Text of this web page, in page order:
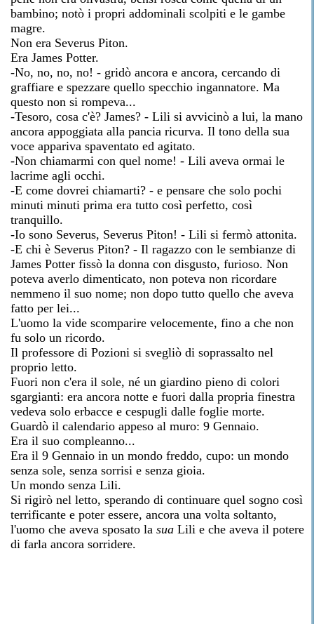
bambino; notò i propri addominali scolpiti e le gambe
magre.
Non era Severus Piton.
Era James Potter.
-No, no, no, no! - gridò ancora e ancora, cercando di
graffiare e spezzare quello specchio ingannatore. Ma
questo non si rompeva...
-Tesoro, cosa c'è? James? - Lili si avvicinò a lui, la mano
ancora appoggiata alla pancia ricurva. Il tono della sua
voce appariva spaventato ed agitato.
-Non chiamarmi con quel nome! - Lili aveva ormai le
lacrime agli occhi.
-E come dovrei chiamarti? - e pensare che solo pochi
minuti minuti prima era tutto così perfetto, così
tranquillo.
-Io sono Severus, Severus Piton! - Lili si fermò attonita.
-E chi è Severus Piton? - Il ragazzo con le sembianze di
James Potter fissò la donna con disgusto, furioso. Non
poteva averlo dimenticato, non poteva non ricordare
nemmeno il suo nome; non dopo tutto quello che aveva
fatto per lei...
L'uomo la vide scomparire velocemente, fino a che non
fu solo un ricordo.
Il professore di Pozioni si svegliò di soprassalto nel
proprio letto.
Fuori non c'era il sole, né un giardino pieno di colori
sgargianti: era ancora notte e fuori dalla propria finestra
vedeva solo erbacce e cespugli dalle foglie morte.
Guardò il calendario appeso al muro: 9 Gennaio.
Era il suo compleanno...
Era il 9 Gennaio in un mondo freddo, cupo: un mondo
senza sole, senza sorrisi e senza gioia.
Un mondo senza Lili.
Si rigirò nel letto, sperando di continuare quel sogno così
terrificante e poter essere, ancora una volta soltanto,
l'uomo che aveva sposato la sua Lili e che aveva il potere
di farla ancora sorridere.